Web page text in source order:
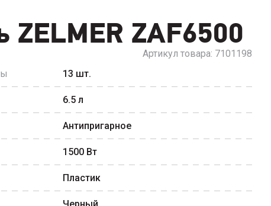
ZELMER ZAF6500
Артикул товара: 7101198
13 шт.
6.5 л
Антипригарное
1500 Вт
Пластик